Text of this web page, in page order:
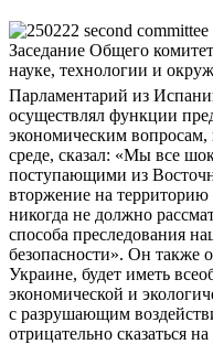
Заседание Общего
науке, технологии и
Парламентарий из
осуществлял функции
экономическим
среде, сказал: «Мы все
поступающими из
вторжение на
никогда не должно
способа преследования
безопасности». Он также
Украине, будет иметь
экономической и
с разрушающим
отрицательно сказаться